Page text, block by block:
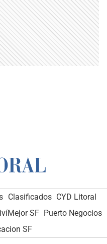
Clasificados CYD Litoral
SF Puerto Negocios
SF